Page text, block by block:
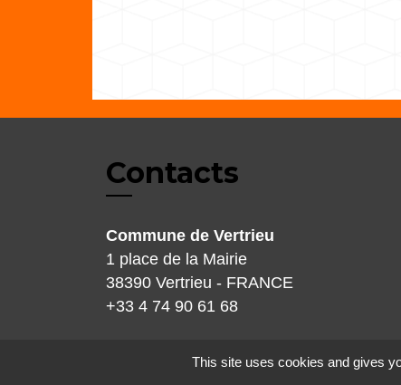
Contacts
Commune de Vertrieu
1 place de la Mairie
38390 Vertrieu - FRANCE
+33 4 74 90 61 68
Politique de
This site uses cookies and gives